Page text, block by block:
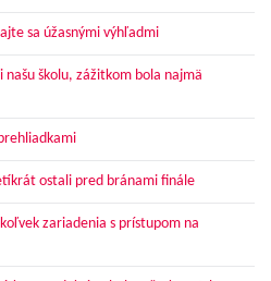
sa úžasnými výhľadmi
školu, zážitkom bola najmä
ostali pred bránami finále
zariadenia s prístupom na